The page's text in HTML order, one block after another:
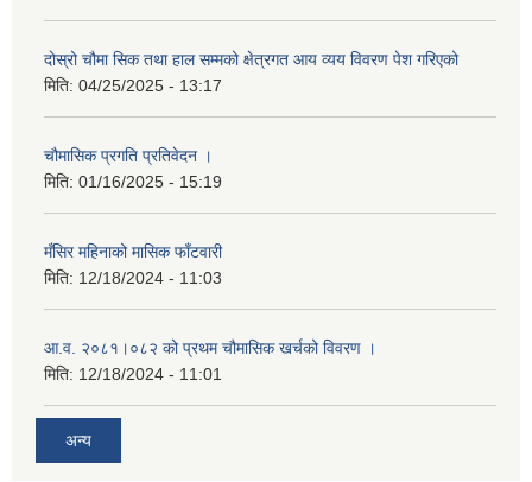
दोस्रो चौमा सिक तथा हाल सम्मको क्षेत्रगत आय व्यय विवरण पेश गरिएको
मिति: 04/25/2025 - 13:17
चौमासिक प्रगति प्रतिवेदन ।
मिति: 01/16/2025 - 15:19
मँसिर महिनाको मासिक फाँटवारी
मिति: 12/18/2024 - 11:03
आ.व. २०८१।०८२ को प्रथम चौमासिक खर्चको विवरण ।
मिति: 12/18/2024 - 11:01
अन्य